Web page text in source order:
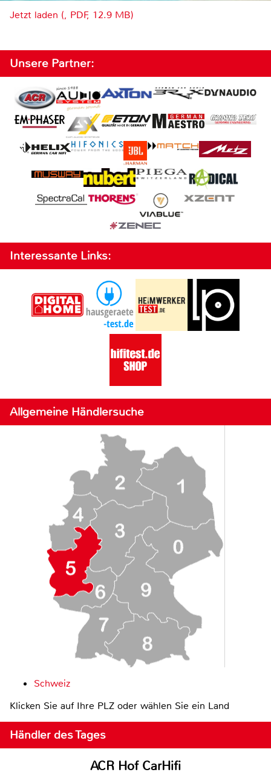
Jetzt laden (, PDF, 12.9 MB)
Unsere Partner:
Interessante Links:
Allgemeine Händlersuche
Schweiz
Klicken Sie auf Ihre PLZ oder wählen Sie ein Land
Händler des Tages
ACR Hof CarHifi